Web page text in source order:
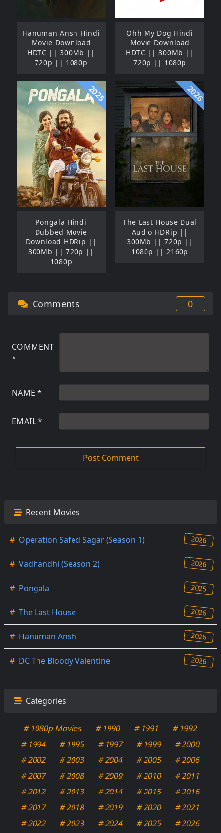
Hanuman Ansh Hindi
Movie Download
HDTC || 300Mb ||
720p || 1080p
Ohh My Dog Hindi
Movie Download
HDTC || 300Mb ||
720p || 1080p
2025
Pongala Hindi
Dubbed Movie
Download HDRip ||
300Mb || 720p ||
1080p
2026
The Last House Dual
Audio HDRip ||
300Mb || 720p ||
1080p || 2160p
Comments 0
COMMENT
*
NAME *
EMAIL*
Recent Movies
# Operation Safed Sagar (Season 1) 2026
# Vadhandhi (Season 2) 2026
# Pongala 2025
# The Last House 2026
# Hanuman Ansh 2026
# DC The Bloody Valentine 2026
Categories
# 1080p Movies # 1990 # 1991
# 1992
# 1994
# 1995 # 1997 # 1999
# 2000
# 2002
# 2003 # 2004 # 2005
# 2006
# 2007
# 2008 # 2009 # 2010
# 2011
# 2012
# 2013 # 2014 # 2015
# 2016
# 2017
# 2018 # 2019 # 2020
# 2021
# 2022
# 2023 # 2024 # 2025
# 2026